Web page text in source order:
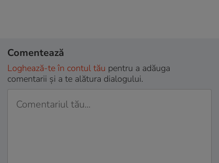
Comentează
Loghează-te în contul tău pentru a adăuga
comentarii și a te alătura dialogului.